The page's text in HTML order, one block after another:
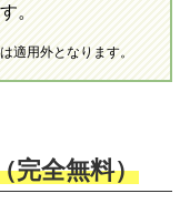
。
適用外となります。
完全無料）